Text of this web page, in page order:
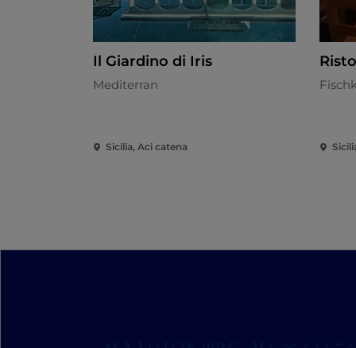
Il Giardino di Iris
Mediterran
Sicilia, Aci catena